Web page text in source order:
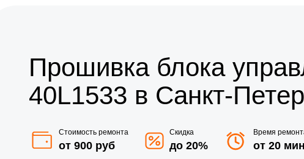
Прошивка блока
40L1533 в Санкт-
Стоимость ремонта
от 900 руб
Скидка
до 20%
Время
от 20 мин